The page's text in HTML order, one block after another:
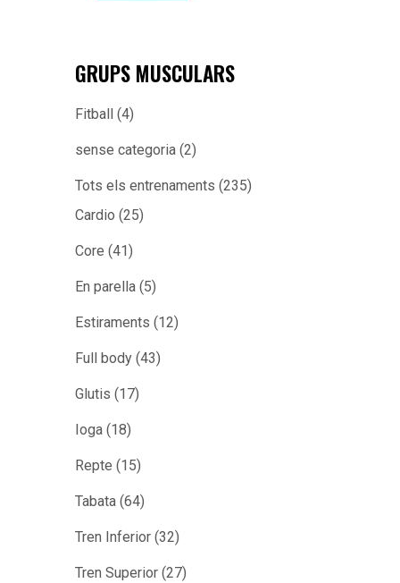
GRUPS MUSCULARS
Fitball (4)
sense categoria (2)
Tots els entrenaments (235)
Cardio (25)
Core (41)
En parella (5)
Estiraments (12)
Full body (43)
Glutis (17)
Ioga (18)
Repte (15)
Tabata (64)
Tren Inferior (32)
Tren Superior (27)